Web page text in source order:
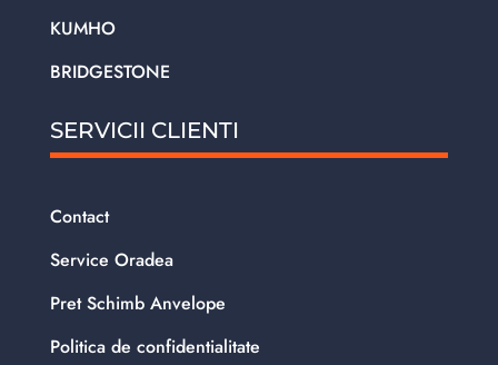
KUMHO
BRIDGESTONE
SERVICII CLIENTI
Contact
Service Oradea
Pret Schimb Anvelope
Politica de confidentialitate